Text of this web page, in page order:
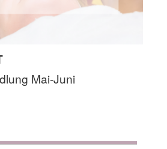
Mai-Juni